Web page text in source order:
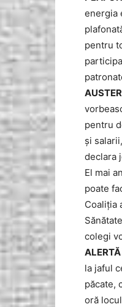
energia
pentru
pentru
și
declara
El mai
poate
Coaliția
colegi
la jaful
păcate,
oră